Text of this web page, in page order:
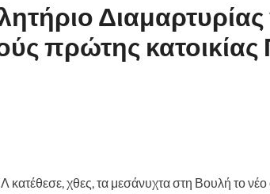
Διαμαρτυρίας
πρώτης
χθες, τα μεσάνυχτα στη Βουλή το νέο